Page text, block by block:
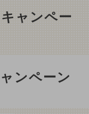
ャンペー
ンペーン